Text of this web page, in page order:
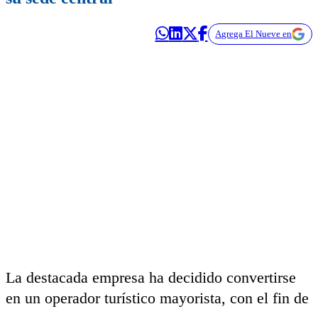
Agrega El Nueve en
La destacada empresa ha decidido convertirse
en un operador turístico mayorista, con el fin de